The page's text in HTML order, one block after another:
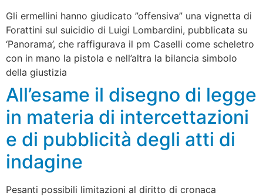
Gli ermellini hanno giudicato ”offensiva” una vignetta di
Forattini sul suicidio di Luigi Lombardini, pubblicata su
‘Panorama’, che raffigurava il pm Caselli come scheletro
con in mano la pistola e nell’altra la bilancia simbolo
della giustizia
All’esame il disegno di legge
in materia di intercettazioni
e di pubblicità degli atti di
indagine
Pesanti possibili limitazioni al diritto di cronaca